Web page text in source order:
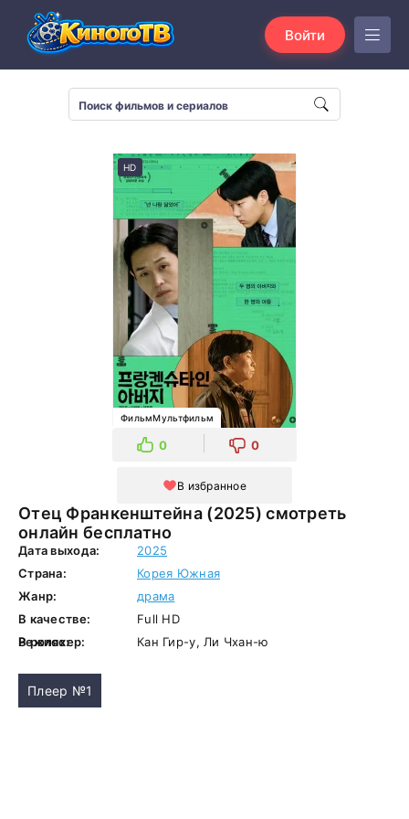
Войти
Отец Франкенштейна (2025) смотреть
онлайн бесплатно
HD
ФильмМультфильм
0 0
В избранное
Дата выхода:
2025
Страна:
Корея Южная
Жанр:
драма
В качестве:
Full HD
Режиссер:
В ролях: Кан Гир-у, Ли Чхан-ю
Плеер №1